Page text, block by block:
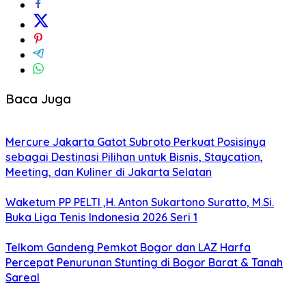
Baca Juga
Mercure Jakarta Gatot Subroto Perkuat Posisinya
sebagai Destinasi Pilihan untuk Bisnis, Staycation,
Meeting, dan Kuliner di Jakarta Selatan
Waketum PP PELTI ,H. Anton Sukartono Suratto, M.Si.
Buka Liga Tenis Indonesia 2026 Seri 1
Telkom Gandeng Pemkot Bogor dan LAZ Harfa
Percepat Penurunan Stunting di Bogor Barat & Tanah
Sareal